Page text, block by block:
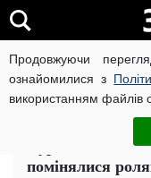
Продовжуючи
ознайомилися з
використанням файлів
ВІЙНА РОСІЇ
Суспільство
Курс валют на
помінялися